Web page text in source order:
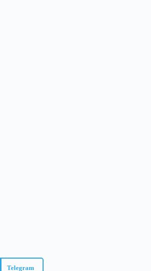
Telegram